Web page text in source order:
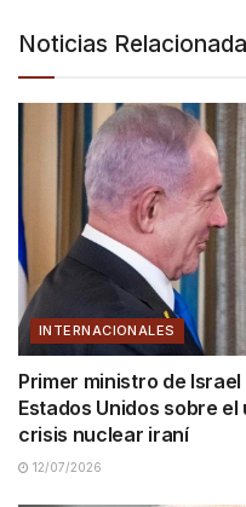
Noticias
INTERNACIONALES
Primer ministro de
Estados Unidos sobre
crisis nuclear iraní
12/07/2026